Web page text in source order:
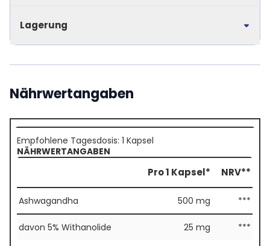
Lagerung
Nährwertangaben
Empfohlene Tagesdosis: 1 Kapsel
NÄHRWERTANGABEN
Pro 1 Kapsel* NRV**
Ashwagandha 500 mg ***
davon 5% Withanolide 25 mg ***